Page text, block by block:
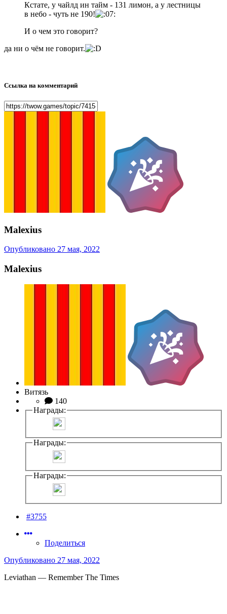
Кстате, у чайлд ин тайм - 131 лимон, а у лестницы
в небо - чуть не 190!
И о чем это говорит?
да ни о чём не говорит.
Ссылка на комментарий
Malexius
Опубликовано 27 мая, 2022
Malexius
Витязь
140
Награды:
Награды:
Награды:
#3755
Поделиться
Опубликовано 27 мая, 2022
Leviathan — Remember The Times